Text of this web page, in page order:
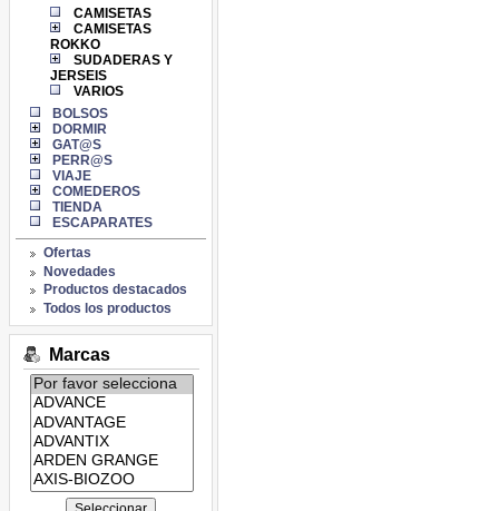
CAMISETAS
CAMISETAS
ROKKO
SUDADERAS Y
JERSEIS
VARIOS
BOLSOS
DORMIR
GAT@S
PERR@S
VIAJE
COMEDEROS
TIENDA
ESCAPARATES
Ofertas
Novedades
Productos destacados
Todos los productos
Marcas
Listado
de
marcas: